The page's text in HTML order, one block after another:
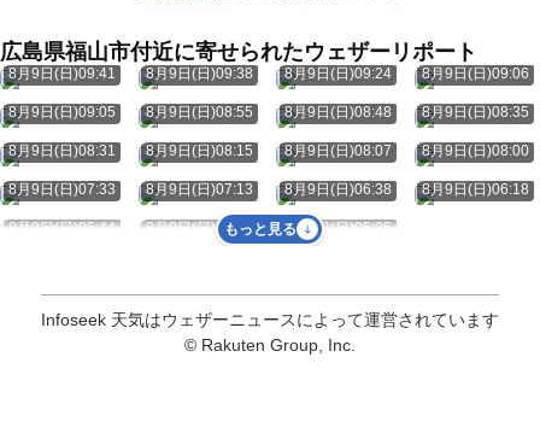
広島県福山市付近に寄せられたウェザーリポート
8月9日(日)09:41 8月9日(日)09:38 8月9日(日)09:24 8月9日(日)09:06
8月9日(日)09:05 8月9日(日)08:55 8月9日(日)08:48 8月9日(日)08:35
8月9日(日)08:31 8月9日(日)08:15 8月9日(日)08:07 8月9日(日)08:00
8月9日(日)07:33 8月9日(日)07:13 8月9日(日)06:38 8月9日(日)06:18
8月9日(日)05:44 8月9日(日)05:39 8月9日(日)05:35
もっと見る
Infoseek 天気はウェザーニュースによって運営されています
© Rakuten Group, Inc.